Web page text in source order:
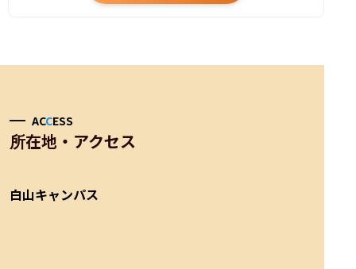
ACCESS
所在地・アクセス
白山キャンパス